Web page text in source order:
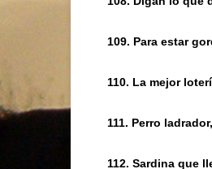
109. Para estar
110. La mejor
111. Perro
112. Sardina que